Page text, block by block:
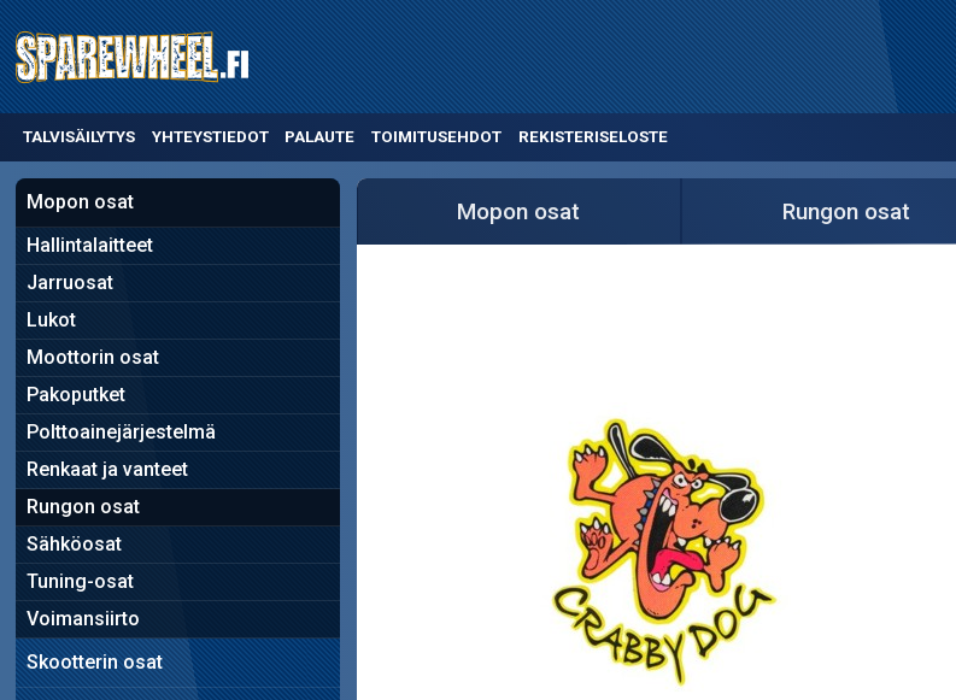
TALVISÄILYTYS YHTEYSTIEDOT PALAUTE TOIMITUSEHDOT REKISTERISELOSTE
Mopon osat
Hallintalaitteet
Jarruosat
Lukot
Moottorin osat
Pakoputket
Polttoainejärjestelmä
Renkaat ja vanteet
Rungon osat
Sähköosat
Tuning-osat
Voimansiirto
Skootterin osat
Mopon osat Rungon osat